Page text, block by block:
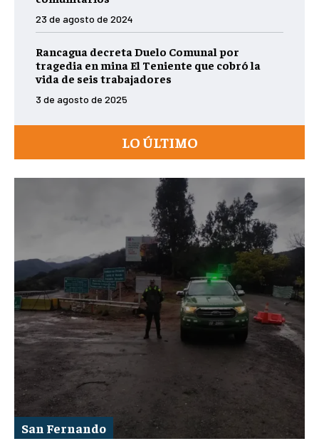
23 de agosto de 2024
Rancagua decreta Duelo Comunal por
tragedia en mina El Teniente que cobró la
vida de seis trabajadores
3 de agosto de 2025
LO ÚLTIMO
San Fernando